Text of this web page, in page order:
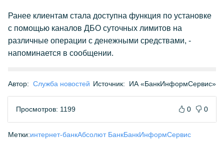
Ранее клиентам стала доступна функция по установке
с помощью каналов ДБО суточных лимитов на
различные операции с денежными средствами, -
напоминается в сообщении.
Автор: Служба новостей Источник: ИА «БанкИнформСервис»
Просмотров: 1199 0 0
Метки:интернет-банкАбсолют БанкБанкИнформСервис